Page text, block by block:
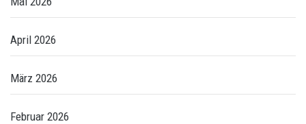
April 2026
März 2026
Februar 2026